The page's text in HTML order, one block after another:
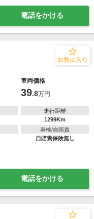
電話をかける
車両価格
39.8万円
走行距離
1299Km
車検/自賠責
自賠責保険無し
電話をかける